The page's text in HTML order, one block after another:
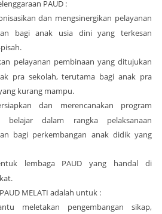
PAUD :
dan mengsinergikan pelayanan
bagi anak usia dini yang terkesan
pelayanan pembinaan yang ditujukan
pra sekolah, terutama bagi anak pra
kurang mampu.
dan merencanakan program
belajar dalam rangka pelaksanaan
bagi perkembangan anak didik yang
lembaga PAUD yang handal di
PAUD MELATI adalah untuk :
meletakan pengembangan sikap,